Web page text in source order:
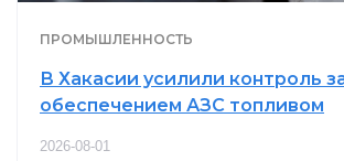
ПРОМЫШЛЕННОСТЬ
В Хакасии усилили контроль
обеспечением АЗС топливом
2026-08-01